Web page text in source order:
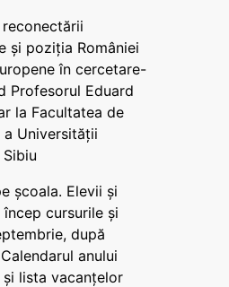
și poziția României
în cercetare-
Profesorul Eduard
la Facultatea de
Universității
Sibiu
școala. Elevii și
cursurile și
după
anului
lista vacanțelor